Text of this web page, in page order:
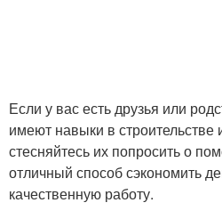
Если у вас есть друзья или
имеют навыки в строительстве
стесняйтесь их попросить о
отличный способ сэкономить
качественную работу.